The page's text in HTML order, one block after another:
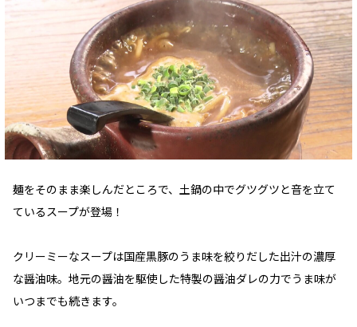
麺をそのまま楽しんだところで、土鍋の中でグツグツと音を立て
ているスープが登場！
クリーミーなスープは国産黒豚のうま味を絞りだした出汁の濃厚
な醤油味。地元の醤油を駆使した特製の醤油ダレの力でうま味が
いつまでも続きます。